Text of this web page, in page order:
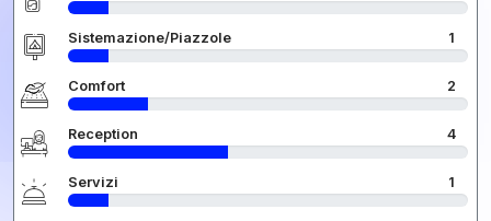
Sistemazione/Piazzole 1
Comfort 2
Reception 4
Servizi 1